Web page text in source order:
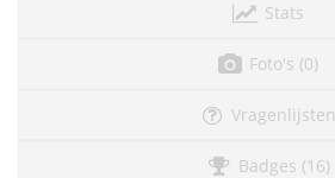
Stats
Foto's (0)
Vragenlijsten
Badges (16)